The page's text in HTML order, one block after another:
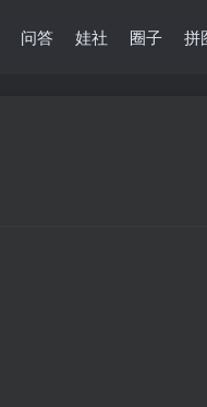
问答 娃社 圈子 拼